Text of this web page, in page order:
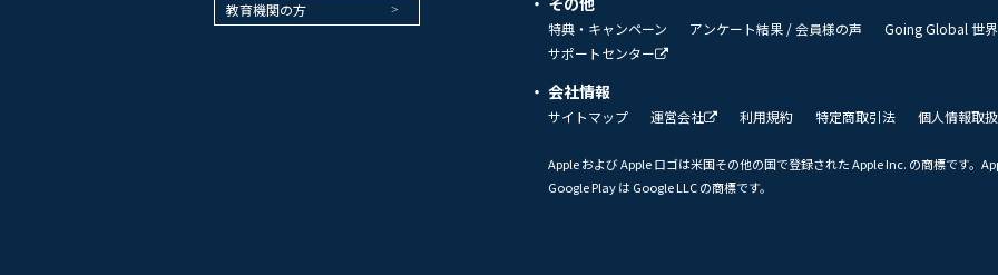
教育機関の方
特典・キャンペーン アンケート結果 / 会員様の声 Going Global 世
サポートセンター
会社情報
サイトマップ 運営会社 利用規約 特定商取引法 個人情報取
Apple および Apple ロゴは米国その他の国で登録された Apple Inc. の商標です。
Google Play は Google LLC の商標です。